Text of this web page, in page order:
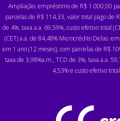
Ampliação: empréstimo de R$ 1.000,00
parcelas de R$ 114,33, valor total pago de
de 4%, taxa a.a. 69,59%, custo efetivo total
(CET) a.a. de 84,48% Microcrédito Delas:
em 1 ano (12 meses), com parcelas de R$
taxa de 3,98%a.m., TCD de 3%, taxa a.a.
4,53% e custo efetivo